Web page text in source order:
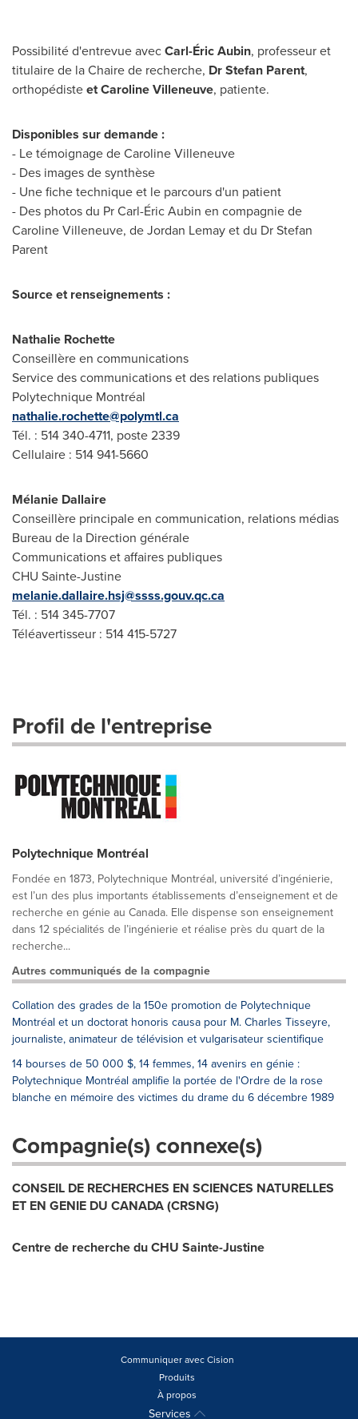
Possibilité d'entrevue avecCarl-Éric Aubin, professeur et
titulaire de la Chaire de recherche, Dr Stefan Parent,
orthopédisteet Caroline Villeneuve, patiente.
Disponibles sur demande :
- Le témoignage de Caroline Villeneuve
- Des images de synthèse
- Une fiche technique et le parcours d'un patient
- Des photos du Pr Carl-Éric Aubin en compagnie de
Caroline Villeneuve, de Jordan Lemay et du Dr Stefan
Parent
Source et renseignements :
Nathalie Rochette
Conseillère en communications
Service des communications et des relations publiques
Polytechnique Montréal
nathalie.rochette@polymtl.ca
Tél. : 514 340-4711, poste 2339
Cellulaire : 514 941-5660
Mélanie Dallaire
Conseillère principale en communication, relations médias
Bureau de la Direction générale
Communications et affaires publiques
CHU Sainte-Justine
melanie.dallaire.hsj@ssss.gouv.qc.ca
Tél. : 514 345-7707
Téléavertisseur : 514 415-5727
Profil de l'entreprise
Polytechnique Montréal
Fondée en 1873, Polytechnique Montréal, université d’ingénierie,
est l’un des plus importants établissements d’enseignement et de
recherche en génie au Canada. Elle dispense son enseignement
dans 12 spécialités de l’ingénierie et réalise près du quart de la
recherche...
Autres communiqués de la compagnie
Collation des grades de la 150e promotion de Polytechnique
Montréal et un doctorat honoris causa pour M. Charles Tisseyre,
journaliste, animateur de télévision et vulgarisateur scientifique
14 bourses de 50 000 $, 14 femmes, 14 avenirs en génie :
Polytechnique Montréal amplifie la portée de l'Ordre de la rose
blanche en mémoire des victimes du drame du 6 décembre 1989
Compagnie(s) connexe(s)
CONSEIL DE RECHERCHES EN SCIENCES NATURELLES
ET EN GENIE DU CANADA (CRSNG)
Centre de recherche du CHU Sainte-Justine
Communiquer avec Cision
Produits
À propos
Services